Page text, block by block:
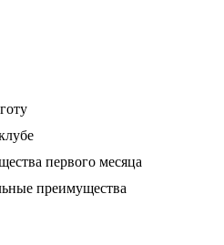
первого месяца
преимущества